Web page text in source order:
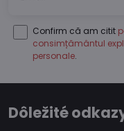
Confirm că am citit
consimțământul
personale.
Dôležité